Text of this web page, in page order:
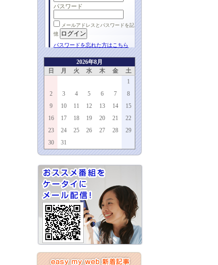
パスワード
メールアドレスとパスワードを記
憶
パスワードを忘れた方はこちら
2026年8月
日
月 火 水 木 金
土
1
2
3 4 5 6 7
8
9
10 11 12 13 14
15
16
17 18 19 20 21
22
23
24 25 26 27 28
29
30
31